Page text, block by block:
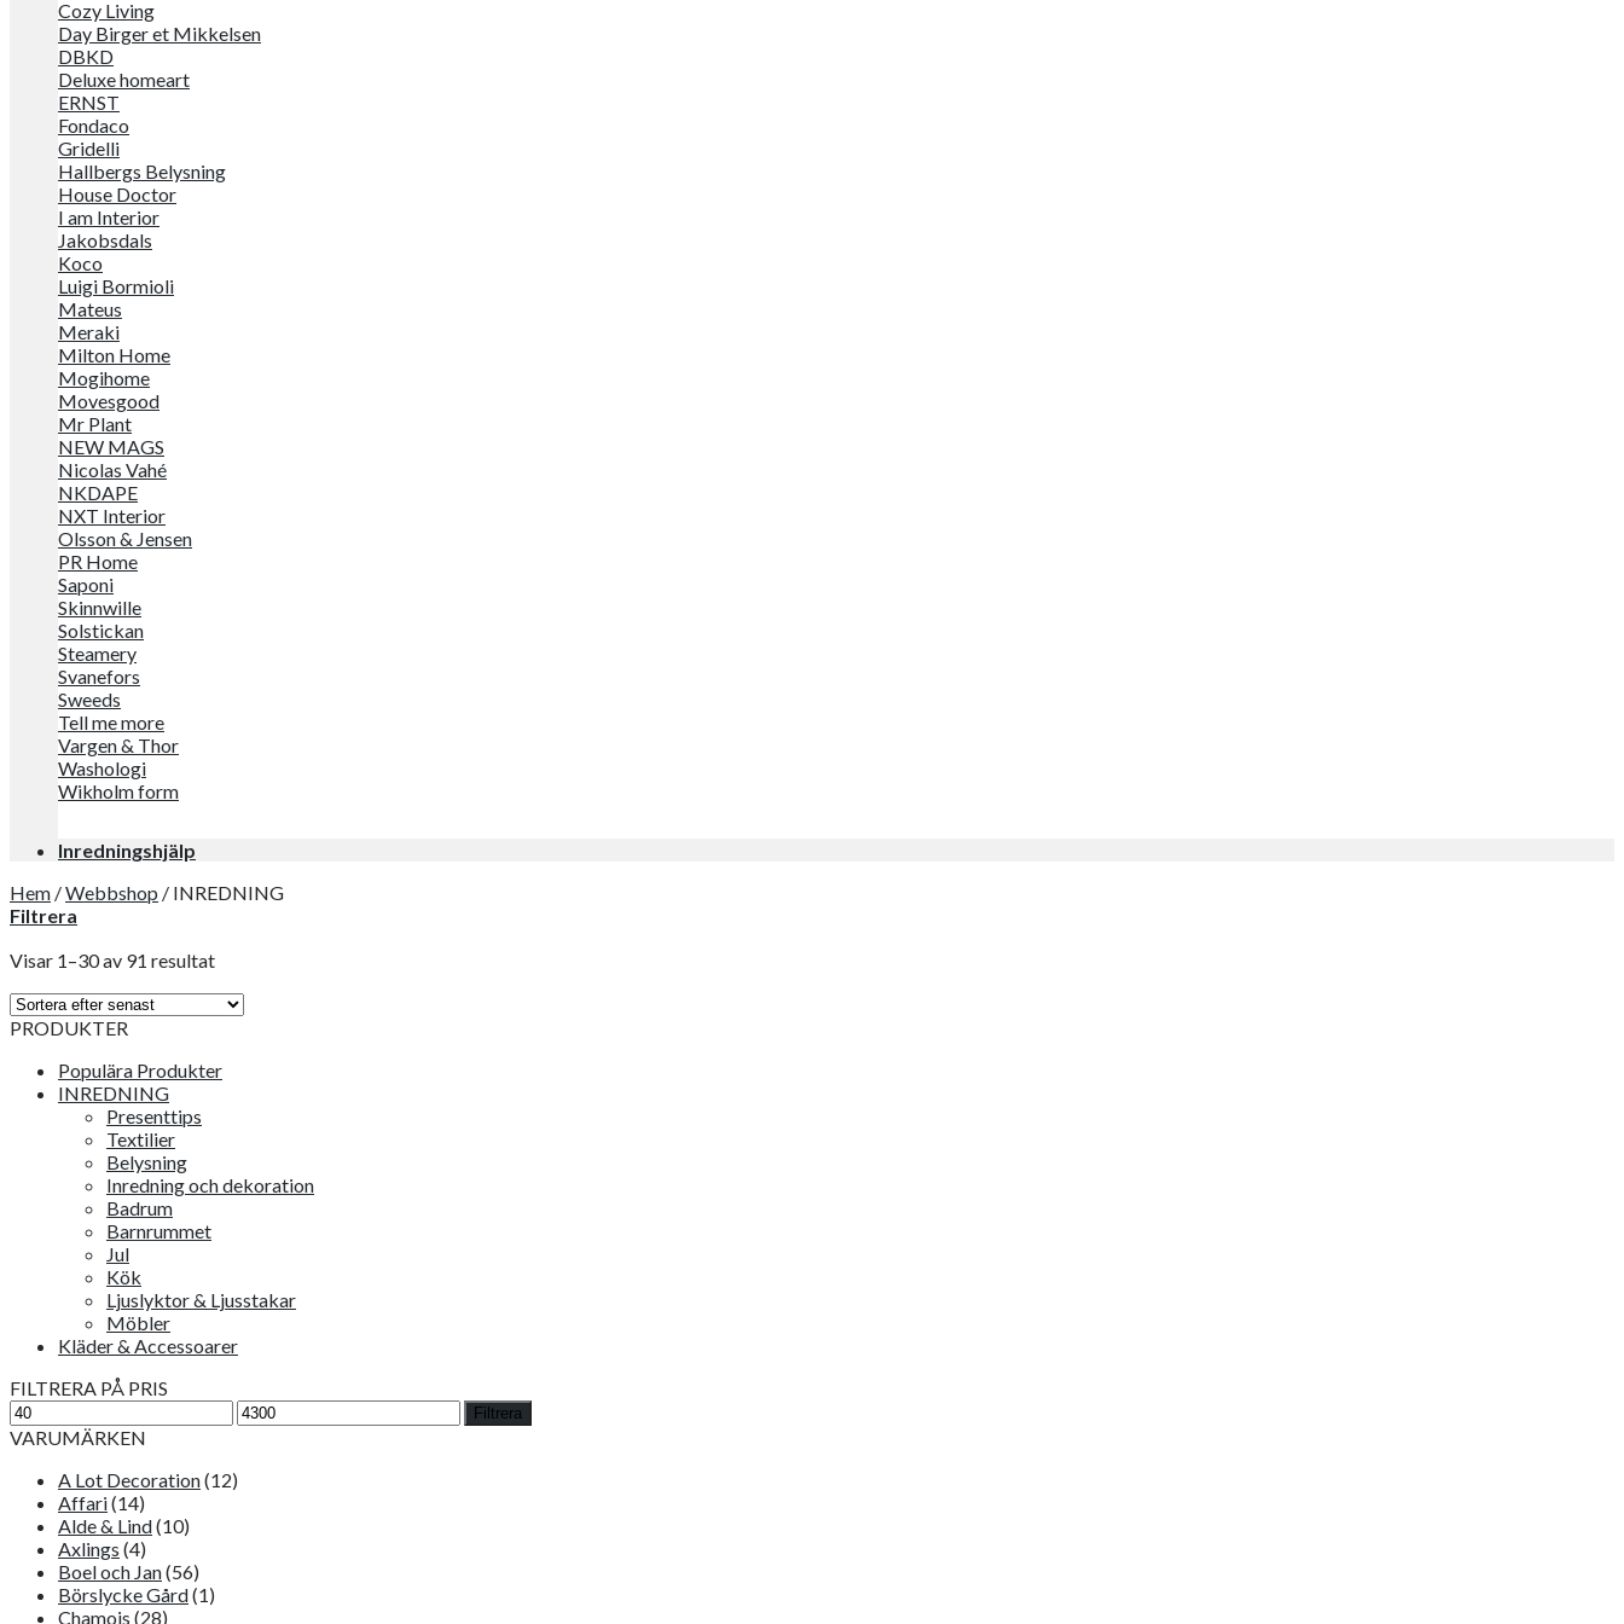
Cozy Living
Day Birger et Mikkelsen
DBKD
Deluxe homeart
ERNST
Fondaco
Gridelli
Hallbergs Belysning
House Doctor
I am Interior
Jakobsdals
Koco
Luigi Bormioli
Mateus
Meraki
Milton Home
Mogihome
Movesgood
Mr Plant
NEW MAGS
Nicolas Vahé
NKDAPE
NXT Interior
Olsson & Jensen
PR Home
Saponi
Skinnwille
Solstickan
Steamery
Svanefors
Sweeds
Tell me more
Vargen & Thor
Washologi
Wikholm form
Inredningshjälp
Hem /Webbshop / INREDNING
Filtrera
Visar 1–30 av 91 resultat
PRODUKTER
Populära Produkter
INREDNING
Presenttips
Textilier
Belysning
Inredning och dekoration
Badrum
Barnrummet
Jul
Kök
Ljuslyktor & Ljusstakar
Möbler
Kläder & Accessoarer
FILTRERA PÅ PRIS
Min
pris
Max
pris
Filtrera
VARUMÄRKEN
A Lot Decoration(12)
Affari(14)
Alde & Lind(10)
Axlings (4)
Boel och Jan(56)
Börslycke Gård(1)
Chamois (28)